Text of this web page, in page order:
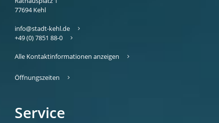
77694 Kehl
info@stadt-kehl.de
+49 (0) 7851 88-0
Alle Kontaktinformationen anzeigen
Öffnungszeiten
Service